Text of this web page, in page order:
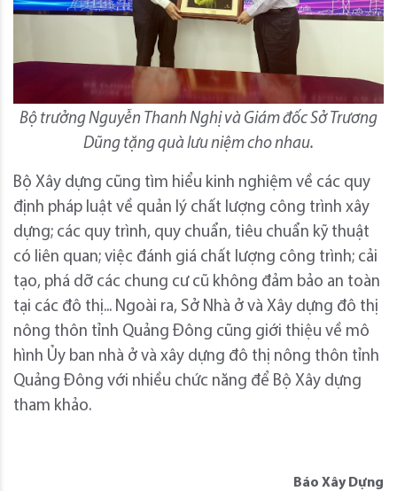
Bộ trưởng Nguyễn Thanh Nghị và Giám đốc Sở Trương
Dũng tặng quà lưu niệm cho nhau.
Bộ Xây dựng cũng tìm hiểu kinh nghiệm về các quy
định pháp luật về quản lý chất lượng công trình xây
dựng; các quy trình, quy chuẩn, tiêu chuẩn kỹ thuật
có liên quan; việc đánh giá chất lượng công trình; cải
tạo, phá dỡ các chung cư cũ không đảm bảo an toàn
tại các đô thị... Ngoài ra, Sở Nhà ở và Xây dựng đô thị
nông thôn tỉnh Quảng Đông cũng giới thiệu về mô
hình Ủy ban nhà ở và xây dựng đô thị nông thôn tỉnh
Quảng Đông với nhiều chức năng để Bộ Xây dựng
tham khảo.
Báo Xây Dựng